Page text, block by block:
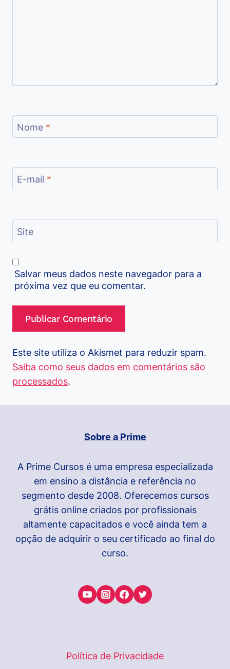
Nome *
E-mail *
Site
Salvar meus dados neste navegador para a
próxima vez que eu comentar.
Este site utiliza o Akismet para reduzir spam.
Saiba como seus dados em comentários são
processados.
Sobre a Prime
A Prime Cursos é uma empresa especializada
em ensino a distância e referência no
segmento desde 2008. Oferecemos cursos
grátis online criados por profissionais
altamente capacitados e você ainda tem a
opção de adquirir o seu certificado ao final do
curso.
Política de Privacidade